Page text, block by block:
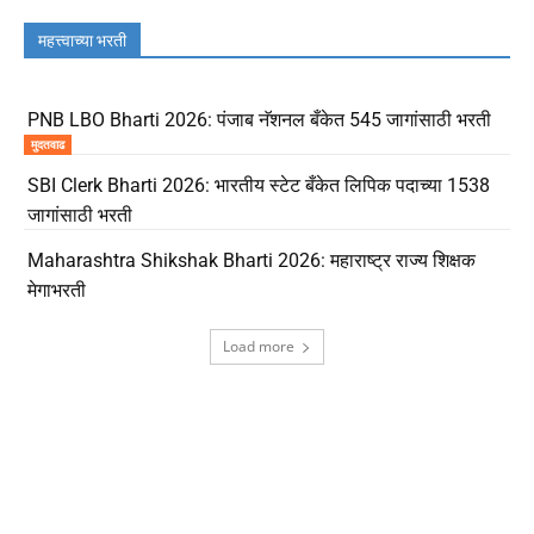
महत्त्वाच्या भरती
PNB LBO Bharti 2026: पंजाब नॅशनल बँकेत 545 जागांसाठी भरती
मुदतवाढ
SBI Clerk Bharti 2026: भारतीय स्टेट बँकेत लिपिक पदाच्या 1538
जागांसाठी भरती
Maharashtra Shikshak Bharti 2026: महाराष्ट्र राज्य शिक्षक
मेगाभरती
Load more